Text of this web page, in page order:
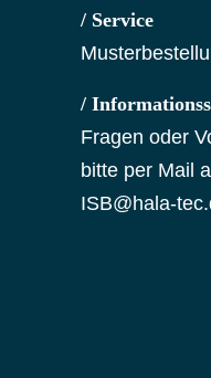
/ Service
/
Fragen oder
bitte per Mail
ISB@hala-